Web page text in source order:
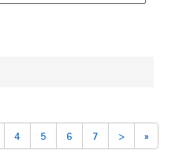
4 5 6 7 > »